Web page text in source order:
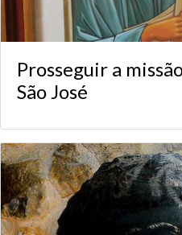
Prosseguir a
São José